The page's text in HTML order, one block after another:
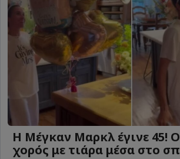
Η Μέγκαν Μαρκλ έγινε 45!
χορός με τιάρα μέσα στο